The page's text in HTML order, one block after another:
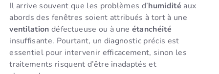
Il arrive souvent que les problèmes d’humidité aux
abords des fenêtres soient attribués à tort à une
ventilation défectueuse ou à une étanchéité
insuffisante. Pourtant, un diagnostic précis est
essentiel pour intervenir efficacement, sinon les
traitements risquent d’être inadaptés et